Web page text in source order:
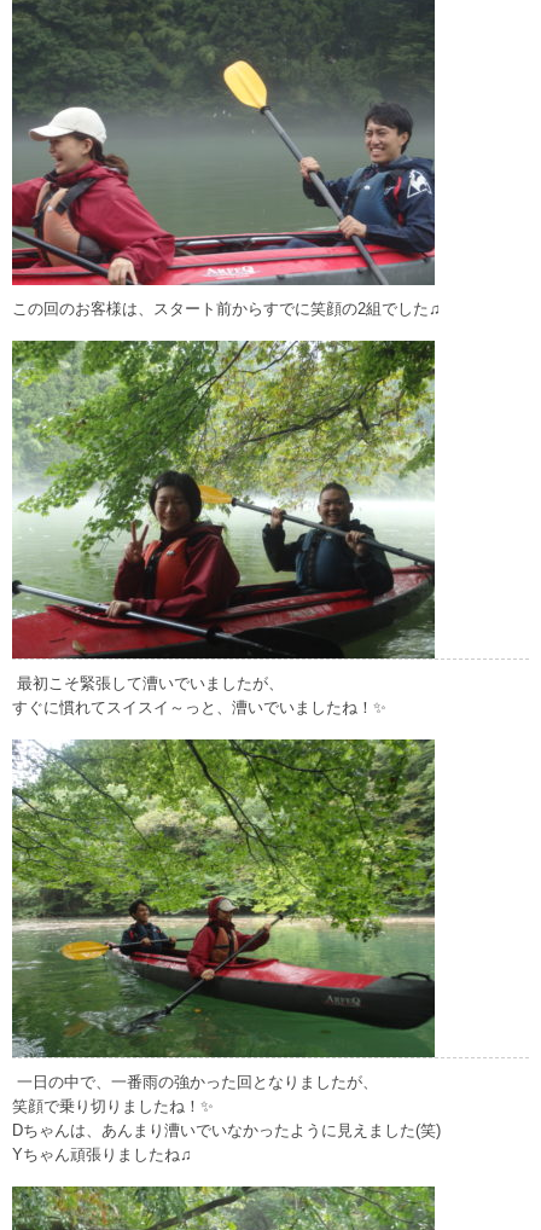
この回のお客様は、スタート前からすでに笑顔の2組でした♫
最初こそ緊張して漕いでいましたが、
すぐに慣れてスイスイ～っと、漕いでいましたね！✨
一日の中で、一番雨の強かった回となりましたが、
笑顔で乗り切りましたね！✨
Dちゃんは、あんまり漕いでいなかったように見えました(笑)
Yちゃん頑張りましたね♫